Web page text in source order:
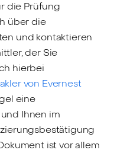
die Prüfung
über die
und kontaktieren
der Sie
hierbei
von Evernest
eine
Ihnen im
ist vor allem